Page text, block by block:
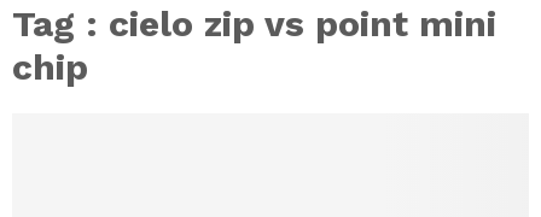
Tag : cielo zip vs point mini
chip